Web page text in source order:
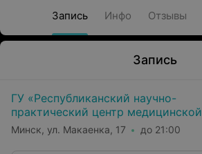
Запись Инфо Отзывы
Запись
ГУ «Республиканский научно-
практический центр медицинской
экспертизы и реабилитаци»
Минск, ул. Макаенка, 17 до 21:00